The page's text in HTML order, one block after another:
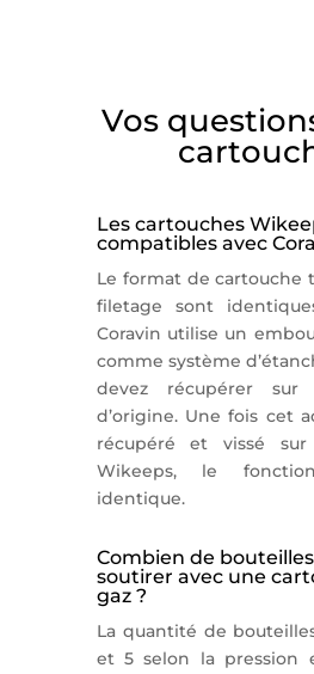
Vos
Les cartouches
compatibles avec
Le format de cartouche
filetage sont
Coravin utilise un
comme système
devez récupérer sur
d’origine. Une fois cet
récupéré et vissé sur
Wikeeps, le
identique.
Combien de
soutirer avec une
gaz ?
La quantité de
et 5 selon la pression